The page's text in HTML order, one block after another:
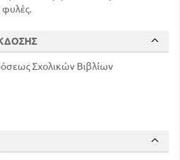
φυλές.
Σχολικών Βιβλίων